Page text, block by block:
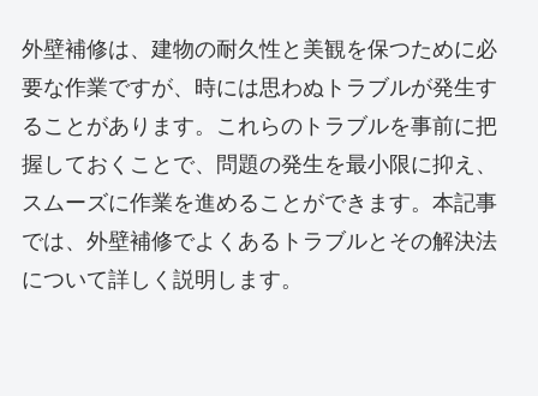
外壁補修は、建物の耐久性と美観を保つために必
要な作業ですが、時には思わぬトラブルが発生す
ることがあります。これらのトラブルを事前に把
握しておくことで、問題の発生を最小限に抑え、
スムーズに作業を進めることができます。本記事
では、外壁補修でよくあるトラブルとその解決法
について詳しく説明します。